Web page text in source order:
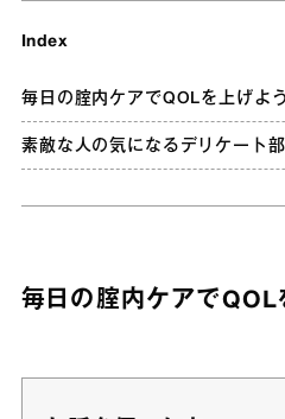
Index
毎日の腟内ケアでQOLを上げよう
素敵な人の気になるデリケート
毎日の腟内ケアでQOL